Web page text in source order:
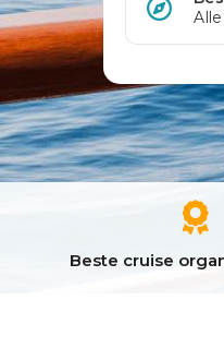
Beste cruise